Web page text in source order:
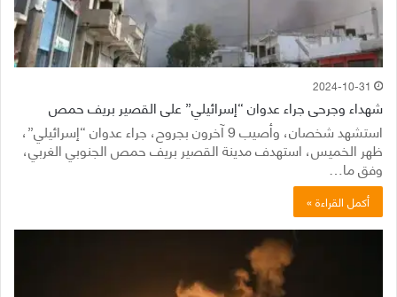
2024-10-31
شهداء وجرحى جراء عدوان “إسرائيلي” على القصير بريف حمص
استشهد شخصان، وأصيب 9 آخرون بجروح، جراء عدوان “إسرائيلي”،
ظهر الخميس، استهدف مدينة القصير بريف حمص الجنوبي الغربي،
وفق ما…
أكمل القراءة »